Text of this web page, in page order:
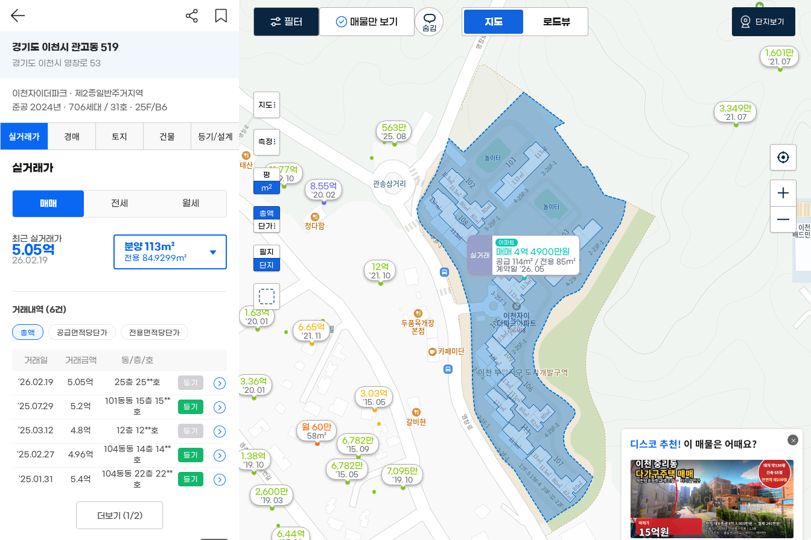
실거래
아파트
매매 4억 4900만원
공급 114m² / 전용 85m²
계약일 '26. 05
월 60만
58m²
6.44억
563만
'25. 08
6.65억
'21. 11
12억
'21. 10
3,349만
'21. 07
1,601만
'21. 07
8.55억
'20. 02
1.63억
'20. 01
3.36억
'20. 01
1.38억
'19. 10
7,095만
'19. 10
11.77억
'19. 10
2,600만
'19. 03
6,782만
'15. 09
6,782만
'15. 05
3.03억
'15. 05
디스코 추천! 이 매물은 어때요?
지도 로드뷰
지도
측정
평
m2
총액
단가
필지
단지
필터 매물만 보기 단지보기
경기도 이천시 관고동 519
경기도 이천시 영창로 53
이천자이더파크 · 제2종일반주거지역
준공 2024년 · 706세대 / 31호 · 25F/B6
실거래가 경매 토지 건물 등기/설계
실거래가
매매 전세 월세
최근 실거래가
5.05억
26.02.19
분양113m²
전용 84.9299m²
거래내역 (6건)
총액 공급면적당단가 전용면적당단가
거래일 거래금액 동/층/호
'26.02.19 5.05억 25층 25**호 등기
'25.07.29 5.2억
101동동 15층 15**
호
등기
'25.03.12 4.8억 12층 12**호 등기
'25.02.27 4.96억
104동동 14층 14**
호
등기
'25.01.31 5.4억
104동동 22층 22**
호
등기
더보기 (1/2)